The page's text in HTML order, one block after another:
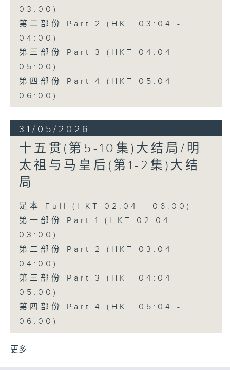
03:00)
第二部份 Part 2 (HKT 03:04 -
04:00)
第三部份 Part 3 (HKT 04:04 -
05:00)
第四部份 Part 4 (HKT 05:04 -
06:00)
31/05/2026
十五贯(第5-10集)大结局/明
太祖与马皇后(第1-2集)大结
局
足本 Full (HKT 02:04 - 06:00)
第一部份 Part 1 (HKT 02:04 -
03:00)
第二部份 Part 2 (HKT 03:04 -
04:00)
第三部份 Part 3 (HKT 04:04 -
05:00)
第四部份 Part 4 (HKT 05:04 -
06:00)
更多 ...